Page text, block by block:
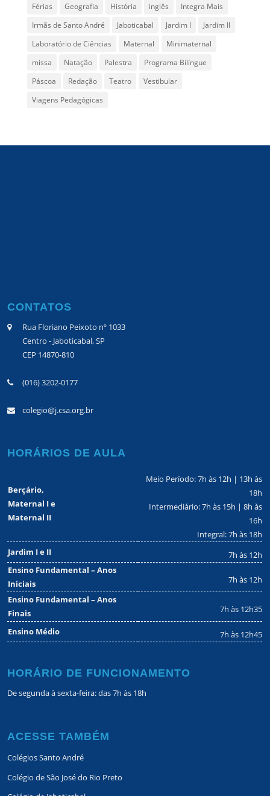
Férias
Geografia História inglês
Integra Mais
Irmãs de Santo André
Jaboticabal Jardim I
Jardim II
Laboratório de Ciências
Maternal
Minimaternal
missa
Natação Palestra
Programa Bilíngue
Páscoa
Redação Teatro
Vestibular
Viagens Pedagógicas
CONTATOS
Rua Floriano Peixoto nº 1033
Centro - Jaboticabal, SP
CEP 14870-810
(016) 3202-0177
colegio@j.csa.org.br
HORÁRIOS DE AULA
Berçário,
Maternal I e
Maternal II
Meio Período: 7h às 12h | 13h às
18h
Intermediário: 7h às 15h | 8h às
16h
Integral: 7h às 18h
Jardim I e II
7h às 12h
Ensino Fundamental – Anos
Iniciais
7h às 12h
Ensino Fundamental – Anos
Finais
7h às 12h35
Ensino Médio 7h às 12h45
HORÁRIO DE FUNCIONAMENTO
De segunda à sexta-feira: das 7h às 18h
ACESSE TAMBÉM
Colégios Santo André
Colégio de São José do Rio Preto